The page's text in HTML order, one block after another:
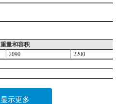
重量和容积
2090
2200
显示更多